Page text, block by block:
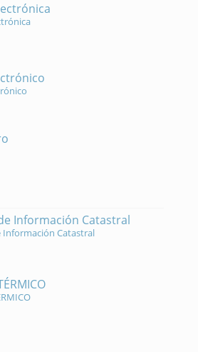
Información Catastral
Información Catastral